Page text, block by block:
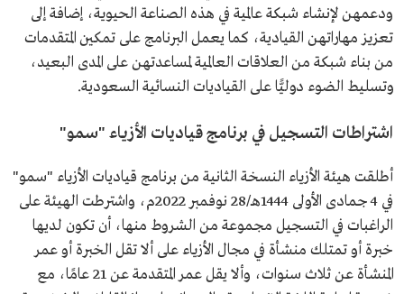
ودعمهن لإنشاء شبكة عالمية في هذه الصناعة الحيوية، إضافة إلى
تعزيز مهاراتهن القيادية، كما يعمل البرنامج على تمكين المتقدمات
من بناء شبكة من العلاقات العالمية لمساعدتهن على المدى البعيد،
وتسليط الضوء دوليًّا على القياديات النسائية السعودية.
اشتراطات التسجيل في برنامج قياديات الأزياء "سمو"
أطلقت هيئة الأزياء النسخة الثانية من برنامج قياديات الأزياء "سمو"
في 4 جمادى الأولى 1444هـ/28 نوفمبر 2022م، واشترطت الهيئة على
الراغبات في التسجيل مجموعة من الشروط منها، أن تكون لديها
خبرة أو تمتلك منشأة في مجال الأزياء على ألا تقل الخبرة أو عمر
المنشأة عن ثلاث سنوات، وألا يقل عمر المتقدمة عن 21 عامًا، مع